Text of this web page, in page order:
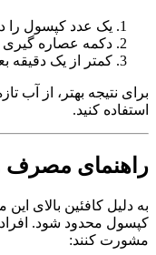
یک عدد کپسول را
دکمه عصاره گیری
کمتر از یک دقیقه
استفاده کنید.
راهنمای مصرف
کپسول محدود شود.
مشورت کنند: